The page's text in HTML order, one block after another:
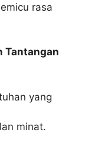
rasa
Tantangan
yang
minat.